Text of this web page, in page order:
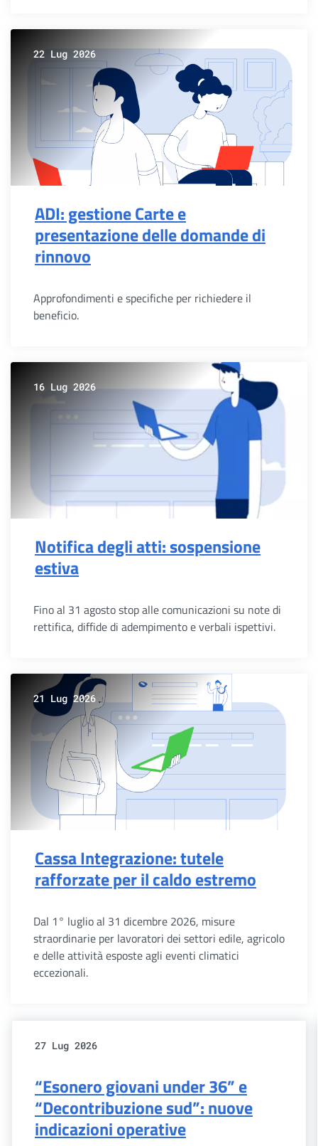
22 Lug 2026
ADI: gestione Carte e
presentazione delle domande di
rinnovo
Approfondimenti e specifiche per richiedere il
beneficio.
16 Lug 2026
Notifica degli atti: sospensione
estiva
Fino al 31 agosto stop alle comunicazioni su note di
rettifica, diffide di adempimento e verbali ispettivi.
21 Lug 2026
Cassa Integrazione: tutele
rafforzate per il caldo estremo
Dal 1° luglio al 31 dicembre 2026, misure
straordinarie per lavoratori dei settori edile, agricolo
e delle attività esposte agli eventi climatici
eccezionali.
27 Lug 2026
“Esonero giovani under 36” e
“Decontribuzione sud”: nuove
indicazioni operative